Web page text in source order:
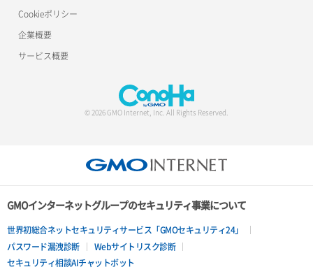
Cookieポリシー
企業概要
サービス概要
© 2026 GMO Internet, Inc. All Rights Reserved.
GMOインターネットグループのセキュリティ事業について
世界初総合ネットセキュリティサービス「GMOセキュリティ24」
パスワード漏洩診断
Webサイトリスク診断
セキュリティ相談AIチャットボット